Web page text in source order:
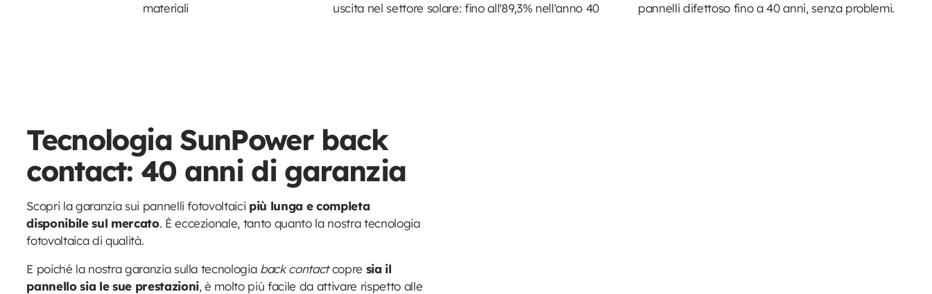
materiali
uscita nel settore solare: fino all'89,3% nell'anno 40
pannelli difettoso fino a 40 anni, senza problemi.
Tecnologia SunPower back
contact: 40 anni di garanzia
Scopri la garanzia sui pannelli fotovoltaici più lunga e completa
disponibile sul mercato. È eccezionale, tanto quanto la nostra tecnologia
fotovoltaica di qualità.
E poiché la nostra garanzia sulla tecnologiaback contactcopre sia il
pannello sia le sue prestazioni, è molto più facile da attivare rispetto alle